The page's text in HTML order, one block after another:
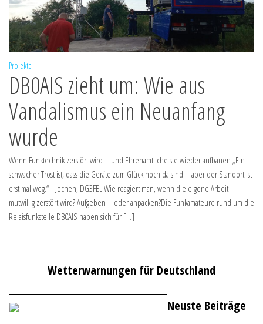
Projekte
DB0AIS zieht um: Wie aus
Vandalismus ein Neuanfang
wurde
Wenn Funktechnik zerstört wird – und Ehrenamtliche sie wieder aufbauen „Ein
schwacher Trost ist, dass die Geräte zum Glück noch da sind – aber der Standort ist
erst mal weg.“– Jochen, DG3FBL Wie reagiert man, wenn die eigene Arbeit
mutwillig zerstört wird? Aufgeben – oder anpacken?Die Funkamateure rund um die
Relaisfunkstelle DB0AIS haben sich für […]
Wetterwarnungen für Deutschland
Neuste Beiträge